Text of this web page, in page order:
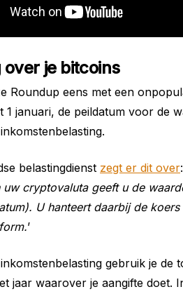
over je bitcoins
Roundup eens met een
1 januari, de peildatum voor de
belastingdienst zegt er dit over
cryptovaluta geeft u de
U hanteert daarbij de
’
gebruik je de
jaar waarover je aangifte doet.